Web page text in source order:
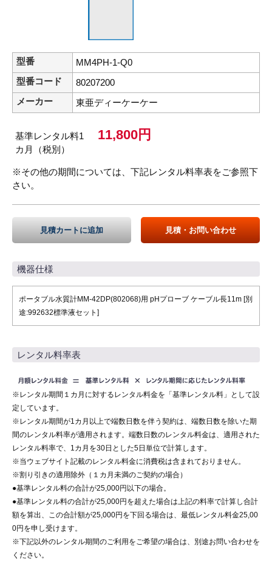
型番
MM4PH-1-Q0
型番コード
80207200
メーカー
東亜ディーケーケー
基準レンタル料1
カ月（税別）
11,800円
※その他の期間については、下記レンタル料率表をご参照下
さい。
見積カートに追加 見積・お問い合わせ
機器仕様
ポータブル水質計MM-42DP(802068)用 pHプローブ ケーブル長11m [別
途:992632標準液セット]
レンタル料率表
※レンタル期間１カ月に対するレンタル料金を「基準レンタル料」として設
定しています。
※レンタル期間が1カ月以上で端数日数を伴う契約は、端数日数を除いた期
間のレンタル料率が適用されます。端数日数のレンタル料金は、適用された
レンタル料率で、1カ月を30日とした5日単位で計算します。
※当ウェブサイト記載のレンタル料金に消費税は含まれておりません。
※割り引きの適用除外（１カ月未満のご契約の場合）
●基準レンタル料の合計が25,000円以下の場合。
●基準レンタル料の合計が25,000円を超えた場合は上記の料率で計算し合計
額を算出、この合計額が25,000円を下回る場合は、最低レンタル料金25,00
0円を申し受けます。
※下記以外のレンタル期間のご利用をご希望の場合は、別途お問い合わせを
ください。